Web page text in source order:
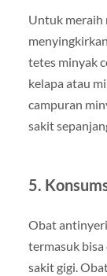
Untuk meraih
tetes minyak
kelapa atau
campuran
sakit
5.
Obat
termasuk
sakit gigi.